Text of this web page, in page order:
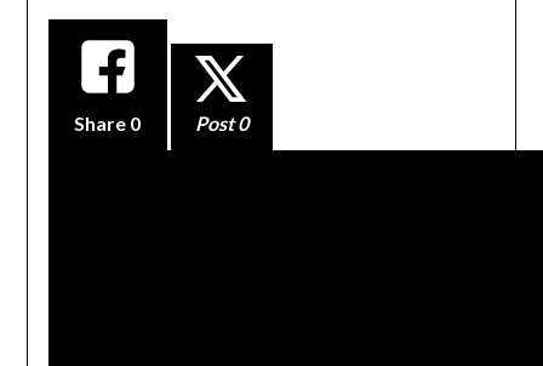
Share 0 Post 0